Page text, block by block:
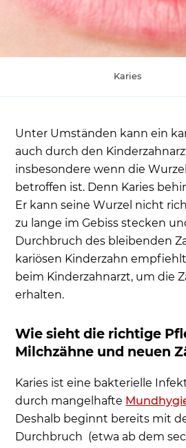
Karies
Unter Umständen kann ein
auch durch den
insbesondere wenn die
betroffen ist. Denn Karies
Er kann seine Wurzel nicht
zu lange im Gebiss stecken
Durchbruch des bleibenden
kariösen Kinderzahn
beim Kinderzahnarzt, um die
erhalten.
Wie sieht die richtige
Milchzähne und neuen
Karies ist eine bakterielle
durch mangelhafte
Deshalb beginnt bereits mit
Durchbruch (etwa ab dem